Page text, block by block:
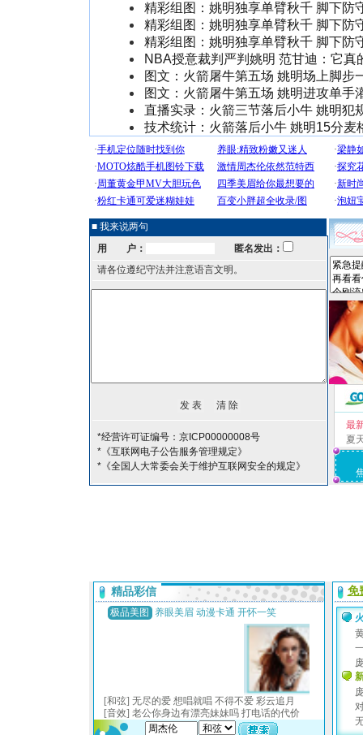
精彩组图：姚明独享单臂秋千 脚下防
精彩组图：姚明独享单臂秋千 脚下防
精彩组图：姚明独享单臂秋千 脚下防
NBA授意裁判严判姚明 范甘迪：它真
图文：火箭屠牛第五场 姚明场上脚步
图文：火箭屠牛第五场 姚明进攻单手
直播实录：火箭三节落后小牛 姚明犯
技术统计：火箭落后小牛 姚明15分麦
■ 我来说两句
用 户：
匿名发出：
请各位遵纪守法并注意语言文明。
*经营许可证编号：京ICP00000008号
*《互联网电子公告服务管理规定》
*《全国人大常委会关于维护互联网安全的规定》
最
夏